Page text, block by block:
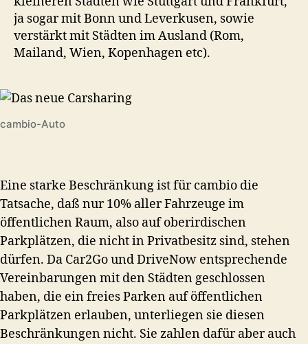
ja sogar mit Bonn und Leverkusen, sowie
verstärkt mit Städten im Ausland (Rom,
Mailand, Wien, Kopenhagen etc).
cambio-Auto
Eine starke Beschränkung ist für cambio die
Tatsache, daß nur 10% aller Fahrzeuge im
öffentlichen Raum, also auf oberirdischen
Parkplätzen, die nicht in Privatbesitz sind, stehen
dürfen. Da Car2Go und DriveNow entsprechende
Vereinbarungen mit den Städten geschlossen
haben, die ein freies Parken auf öffentlichen
Parkplätzen erlauben, unterliegen sie diesen
Beschränkungen nicht. Sie zahlen dafür aber auch